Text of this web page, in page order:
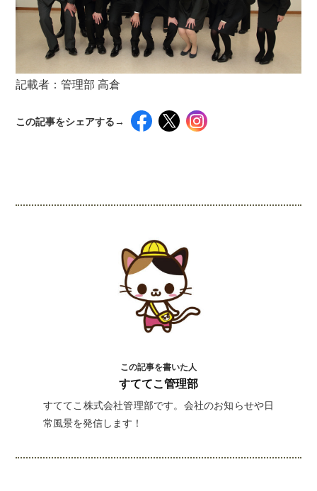
記載者：管理部 高倉
この記事をシェアする→
この記事を書いた人
すててこ管理部
すててこ株式会社管理部です。会社のお知らせや日
常風景を発信します！